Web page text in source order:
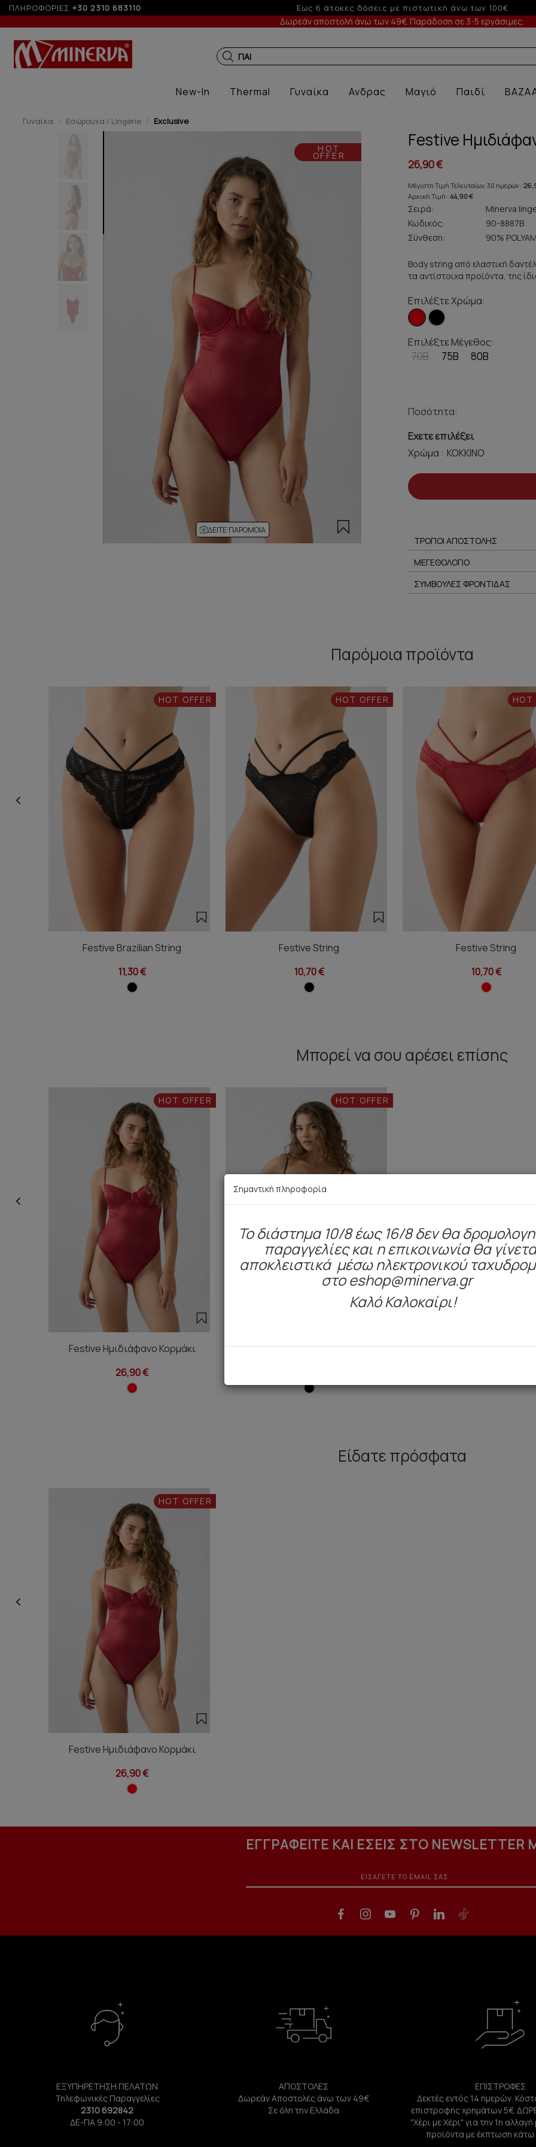
ΠΛΗΡΟΦΟΡΙΕΣ +30 2310 683110 -10% σε παραγγελίες άνω των 200€
Δωρεάν αποστολή άνω των 49€. Παράδοση σε 3-5 εργάσιμες.
ΠΑΙΔΙΚΑ ΕΣΩΡΟΥ
New-In Thermal Γυναίκα Ανδρας Μαγιό Παιδί
Γυναίκα Εσώρουχα / Lingerie Exclusive
HOT
OFFER
ΔΕΊΤΕ ΠΑΡΌΜΟΙΑ
Festive
26,90 €
Μέγιστη Τιμή Τελευταίων 30 ημερών :
Αρχική Τιμή : 44,90 €
Σειρά:
Minerva
Κωδικός:
90-8887B
Σύνθεση:
90%
Body string από ελαστική
τα αντίστοιχα προϊόντα, της
Επιλέξτε Χρώμα:
Επιλέξτε Μέγεθος:
70B 75B 80B
Ποσότητα:
Εχετε επιλέξει
Χρώμα :
ΤΡΟΠΟΙ ΑΠΟΣΤΟΛΗΣ
ΜΕΓΕΘΟΛΟΓΙΟ
ΣΥΜΒΟΥΛΕΣ ΦΡΟΝΤΙΔΑΣ
Παρόμοια προϊόντα
HOT OFFER
Festive Brazilian String
11,30 €
HOT OFFER
Festive String
10,70 €
HOT
Festive String
10,70 €
Μπορεί να σου αρέσει επίσης
HOT OFFER
Festive Ημιδιάφανο Κορμάκι
26,90 €
HOT OFFER
Festive Ημιδιάφανο Κορμάκι
Είδατε πρόσφατα
HOT OFFER
Festive Ημιδιάφανο Κορμάκι
26,90 €
ΕΓΓΡΑΦΕΙΤΕ ΚΑΙ ΕΣΕΙΣ ΣΤΟ NEWSLETTER
ΕΞΥΠΗΡΕΤΗΣΗ ΠΕΛΑΤΩΝ
Τηλεφωνικές Παραγγελίες
2310 692842
ΔΕ-ΠΑ 9:00 - 17:00
ΑΠΟΣΤΟΛΕΣ
Δωρεάν Αποστολές άνω των 49€
Σε όλη την Ελλάδα
ΕΠΙΣΤΡΟΦΕΣ
Δεκτές εντός 14 ημερών.
επιστροφής χρημάτων 5€.
"Χέρι με Χέρι" για την 1η
προϊόντα με έκπτωση
Σημαντική πληροφορία
To διάστημα 10/8 έως 16/8 δεν θα
παραγγελίες και η επικοινωνία θα
αποκλειστικά μέσω ηλεκτρονικού
στο eshop@minerva.gr
Καλό Καλοκαίρι!